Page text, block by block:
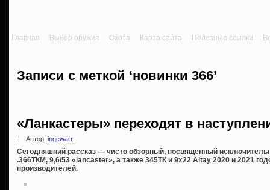
Главная Выбор оружия Охота Карта сайта Полезные ссылки
Записи с меткой ‘новинки 366’
«Ланкастеры» переходят в
Автор: ingewarr
Сегодняшний рассказ — чисто обзорный, посвященный
.366ТКМ, 9,6/53 «lancaster», а также 345ТК и 9х22 Altay 2020 и 2021
производителей.